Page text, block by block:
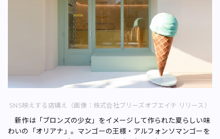
SNS映えする店構え（画像：株式会社ブリーズオブエイチ リリース）
新作は「ブロンズの少女」をイメージして作られた夏らしい味
わいの「オリアナ」。マンゴーの王様・アルフォンソマンゴーを